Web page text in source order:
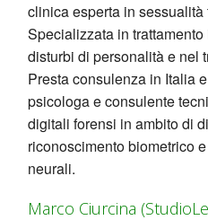
clinica esperta in
Specializzata in
disturbi di personalità e nel
Presta consulenza in Italia
psicologa e consulente
digitali forensi in ambito di
riconoscimento biometrico
neurali.
Marco Ciurcina